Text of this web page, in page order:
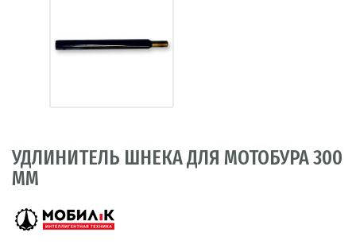
УДЛИНИТЕЛЬ ШНЕКА ДЛЯ МОТОБУРА 300
ММ